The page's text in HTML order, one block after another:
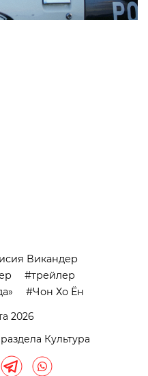
Викандер
трейлер
Чон Хо Ён
2026
Культура